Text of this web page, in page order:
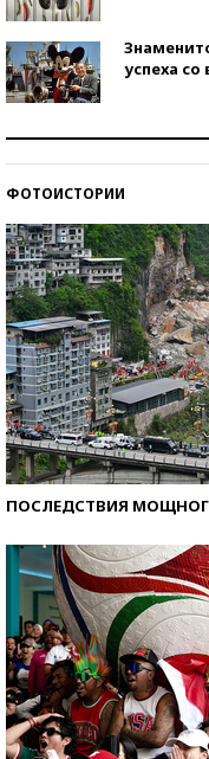
успеха
ФОТОИСТОРИИ
ПОСЛЕДСТВИЯ